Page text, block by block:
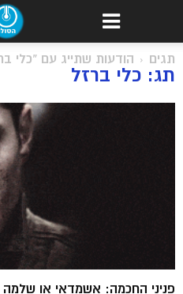
תגים הודעות שתייג עם "כלי
תג: כלי ברזל
פניני החכמה: אשמדאי או שלמה